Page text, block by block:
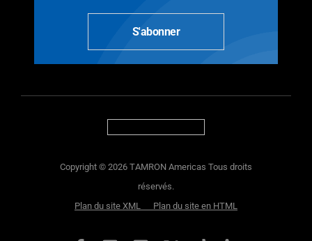
S'abonner
Copyright © 2026 TAMRON Americas Tous droits
réservés.
Plan du site XML
Plan du site en HTML